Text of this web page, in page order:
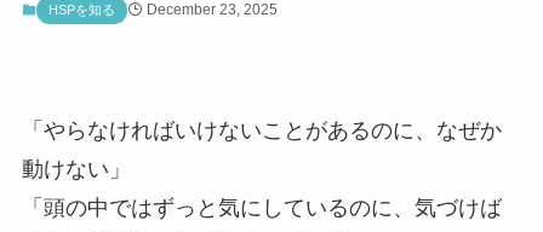
HSPを知る December 23, 2025
「やらなければいけないことがあるのに、なぜか
動けない」
「頭の中ではずっと気にしているのに、気づけば